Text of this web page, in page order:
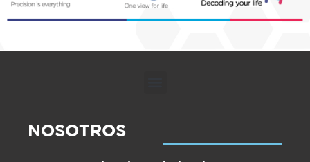
NOSOTROS